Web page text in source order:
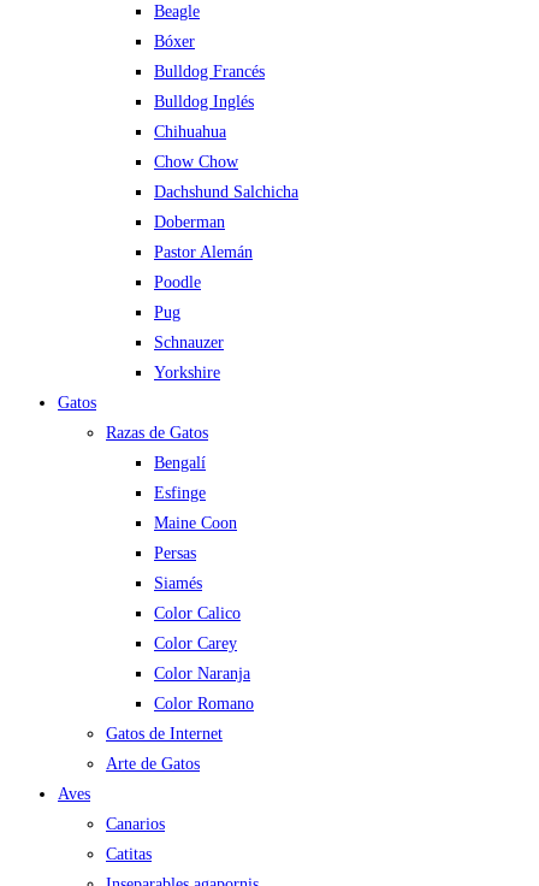
Beagle
Bóxer
Bulldog Francés
Bulldog Inglés
Chihuahua
Chow Chow
Dachshund Salchicha
Doberman
Pastor Alemán
Poodle
Pug
Schnauzer
Yorkshire
Gatos
Razas de Gatos
Bengalí
Esfinge
Maine Coon
Persas
Siamés
Color Calico
Color Carey
Color Naranja
Color Romano
Gatos de Internet
Arte de Gatos
Aves
Canarios
Catitas